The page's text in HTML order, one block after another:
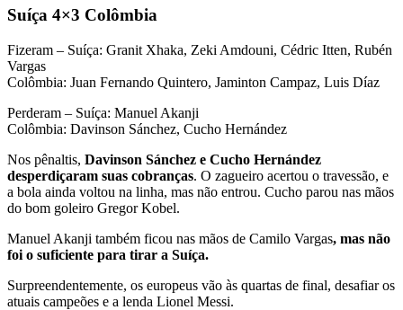
Suíça 4×3 Colômbia
Fizeram – Suíça: Granit Xhaka, Zeki Amdouni, Cédric Itten, Rubén
Vargas
Colômbia: Juan Fernando Quintero, Jaminton Campaz, Luis Díaz
Perderam – Suíça: Manuel Akanji
Colômbia: Davinson Sánchez, Cucho Hernández
Nos pênaltis, Davinson Sánchez e Cucho Hernández
desperdiçaram suas cobranças. O zagueiro acertou o travessão, e
a bola ainda voltou na linha, mas não entrou. Cucho parou nas mãos
do bom goleiro Gregor Kobel.
Manuel Akanji também ficou nas mãos de Camilo Vargas, mas não
foi o suficiente para tirar a Suíça.
Surpreendentemente, os europeus vão às quartas de final, desafiar os
atuais campeões e a lenda Lionel Messi.